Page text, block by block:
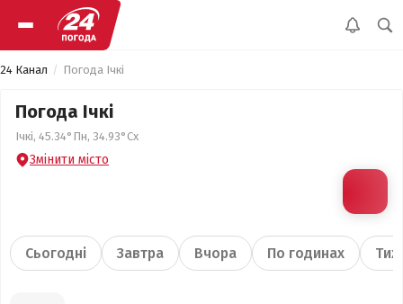
24 Канал Погода Ічкі
Погода Ічкі
Ічкі, 45.34°Пн, 34.93°Сх
Змінити місто
Сьогодні Завтра Вчора По годинах